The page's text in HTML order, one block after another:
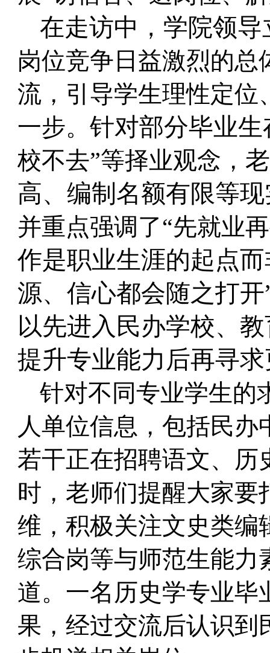
在走访中，学院领导
岗位竞争日益激烈的总
流，引导学生理性定位
一步。 针对部分毕业生
校不去”等择业观念，
高、编制名额有限等
并重点强调了“先就业
作是职业生涯的起点
源、信心都会随之打开
以先进入民办学校、
提升专业能力后再寻
针对不同专业学生的
人单位信息，包括民
若干正在招聘语文、历
时，老师们提醒大家要
维，积极关注文史类编
综合岗等与师范生能力
道。一名历史学专业毕
果，经过交流后认识到